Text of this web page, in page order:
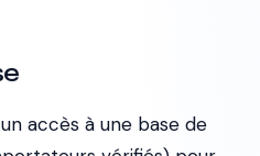
accès à une base de